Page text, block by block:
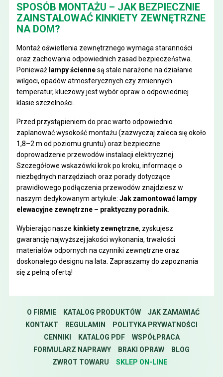
SPOSÓB MONTAŻU – JAK BEZPIECZNIE
ZAINSTALOWAĆ KINKIETY ZEWNĘTRZNE
NA DOM?
Montaż oświetlenia zewnętrznego wymaga staranności
oraz zachowania odpowiednich zasad bezpieczeństwa.
Ponieważ lampy ściennesą stale narażone na działanie
wilgoci, opadów atmosferycznych czy zmiennych
temperatur, kluczowy jest wybór opraw o odpowiedniej
klasie szczelności.
Przed przystąpieniem do prac warto odpowiednio
zaplanować wysokość montażu (zazwyczaj zaleca się około
1,8–2 m od poziomu gruntu) oraz bezpieczne
doprowadzenie przewodów instalacji elektrycznej.
Szczegółowe wskazówki krok po kroku, informacje o
niezbędnych narzędziach oraz porady dotyczące
prawidłowego podłączenia przewodów znajdziesz w
naszym dedykowanym artykule: Jak zamontować lampy
elewacyjne zewnętrzne – praktyczny poradnik.
Wybierając nasze kinkiety zewnętrzne, zyskujesz
gwarancję najwyższej jakości wykonania, trwałości
materiałów odpornych na czynniki zewnętrzne oraz
doskonałego designu na lata. Zapraszamy do zapoznania
się z pełną ofertą!
O FIRMIE KATALOG PRODUKTÓW
JAK ZAMAWIAĆ
KONTAKT
REGULAMIN
POLITYKA PRYWATNOŚCI
CENNIKI
KATALOG PDF
WSPÓŁPRACA
FORMULARZ NAPRAWY
BRAKI OPRAW
BLOG
ZWROT TOWARU
SKLEP ON-LINE